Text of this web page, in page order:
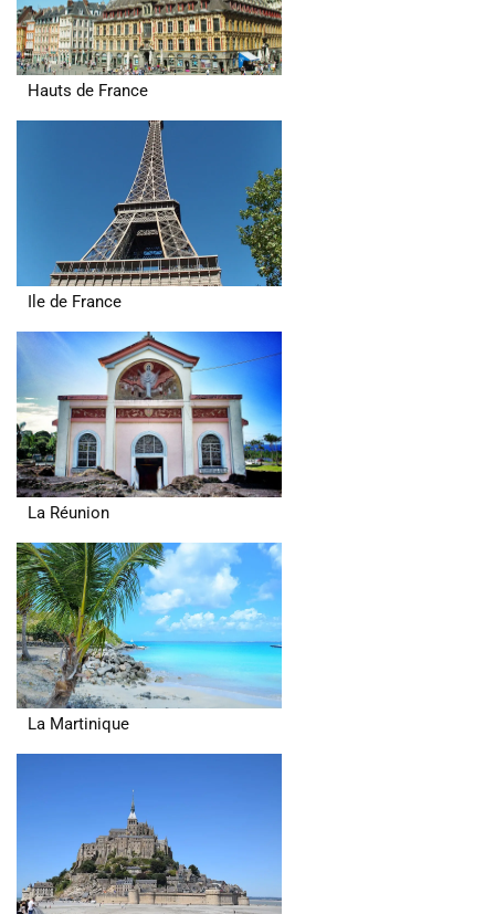
Hauts de France
Ile de France
La Réunion
La Martinique